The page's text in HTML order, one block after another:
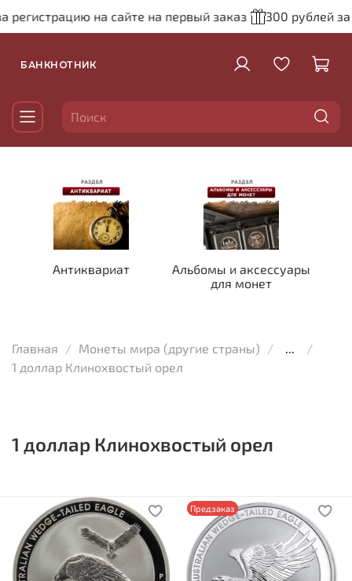
регистрацию на сайте на первый заказ 300 рублей
БАНКНОТНИК
Антиквариат
Альбомы и аксессуары
для монет
Главная Монеты мира (другие страны)
...
1 доллар Клинохвостый орел
1 доллар Клинохвостый орел
Предзаказ